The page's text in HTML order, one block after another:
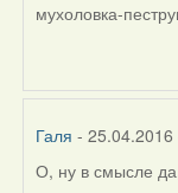
мухоловка-
Галя - 25.04.2016
О, ну в смысле